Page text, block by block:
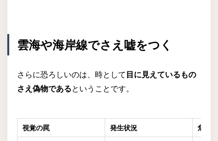
雲海や海岸線でさえ嘘をつく
さらに恐ろしいのは、時として 目に見えているもの
さえ偽物である ということです。
視覚の罠 発生状況 危険